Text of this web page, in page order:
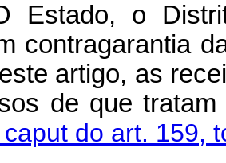
o
contragarantia
artigo, as
de que
do art. 159,